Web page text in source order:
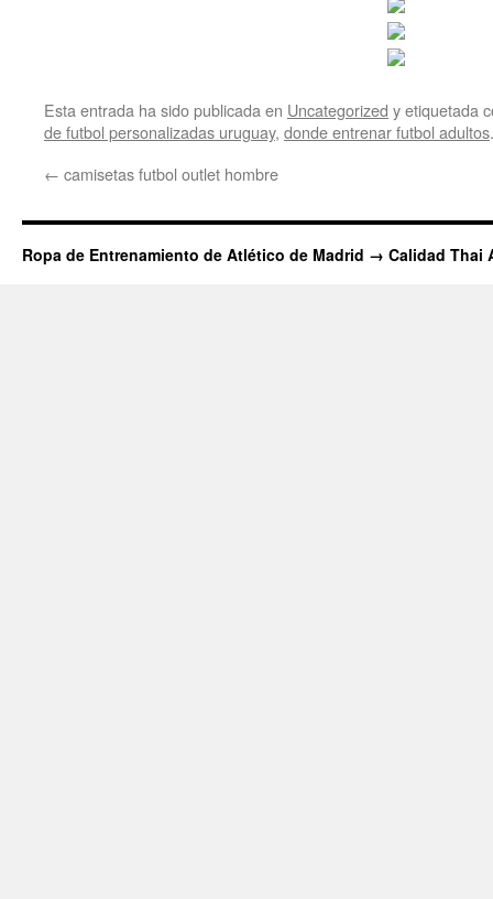
Esta entrada ha sido publicada en Uncategorized y etiquetada
de futbol personalizadas uruguay, donde entrenar futbol adultos
← camisetas futbol outlet hombre
Ropa de Entrenamiento de Atlético de Madrid → Calidad Thai